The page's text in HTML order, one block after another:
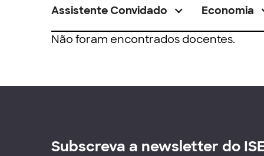
Assistente Convidado Economia
Não foram encontrados docentes.
Subscreva a newsletter do